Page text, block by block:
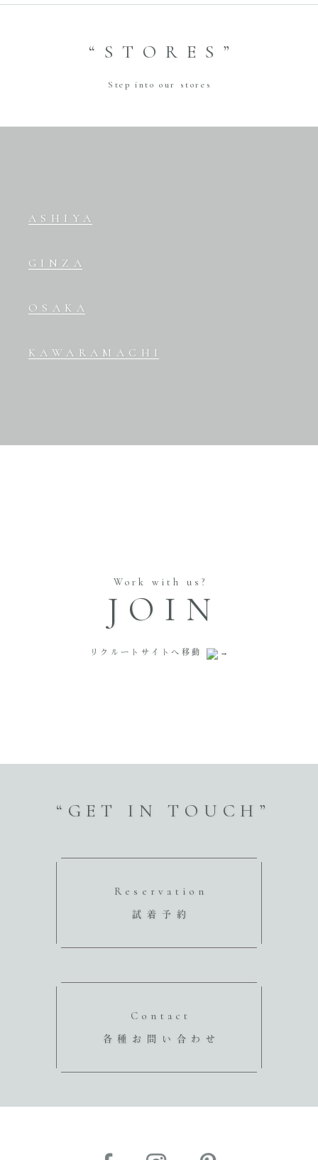
“STORES”
Step into our stores
ASHIYA
GINZA
OSAKA
KAWARAMACHI
Work with us?
JOIN
リクルートサイトへ移動
“GET IN TOUCH”
Reservation
試着予約
Contact
各種お問い合わせ